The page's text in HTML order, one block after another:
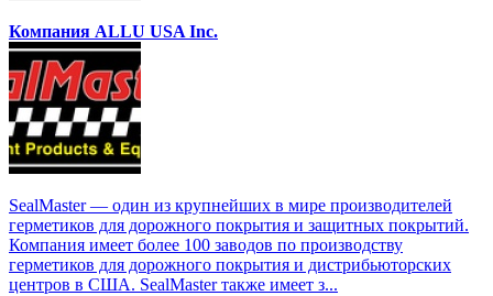
Компания ALLU USA Inc.
SealMaster — один из крупнейших в мире производителей
герметиков для дорожного покрытия и защитных покрытий.
Компания имеет более 100 заводов по производству
герметиков для дорожного покрытия и дистрибьюторских
центров в США. SealMaster также имеет з...